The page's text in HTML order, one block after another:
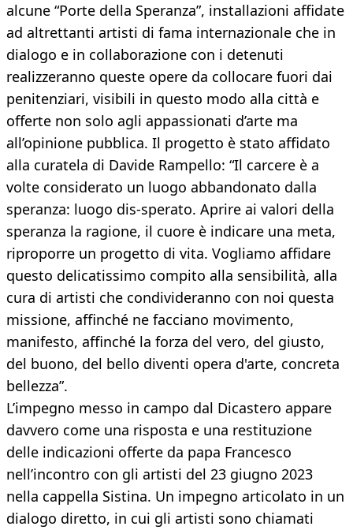
alcune “Porte della Speranza”, installazioni affidate
ad altrettanti artisti di fama internazionale che in
dialogo e in collaborazione con i detenuti
realizzeranno queste opere da collocare fuori dai
penitenziari, visibili in questo modo alla città e
offerte non solo agli appassionati d’arte ma
all’opinione pubblica. Il progetto è stato affidato
alla curatela di Davide Rampello: “Il carcere è a
volte considerato un luogo abbandonato dalla
speranza: luogo dis-sperato. Aprire ai valori della
speranza la ragione, il cuore è indicare una meta,
riproporre un progetto di vita. Vogliamo affidare
questo delicatissimo compito alla sensibilità, alla
cura di artisti che condivideranno con noi questa
missione, affinché ne facciano movimento,
manifesto, affinché la forza del vero, del giusto,
del buono, del bello diventi opera d'arte, concreta
bellezza”.
L’impegno messo in campo dal Dicastero appare
davvero come una risposta e una restituzione
delle indicazioni offerte da papa Francesco
nell’incontro con gli artisti del 23 giugno 2023
nella cappella Sistina. Un impegno articolato in un
dialogo diretto, in cui gli artisti sono chiamati